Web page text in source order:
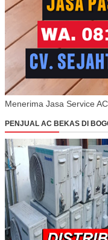
Menerima Jasa Service AC
PENJUAL AC BEKAS DI